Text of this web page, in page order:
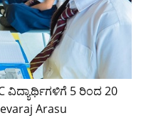
5 ರಿಂದ 20
Arasu